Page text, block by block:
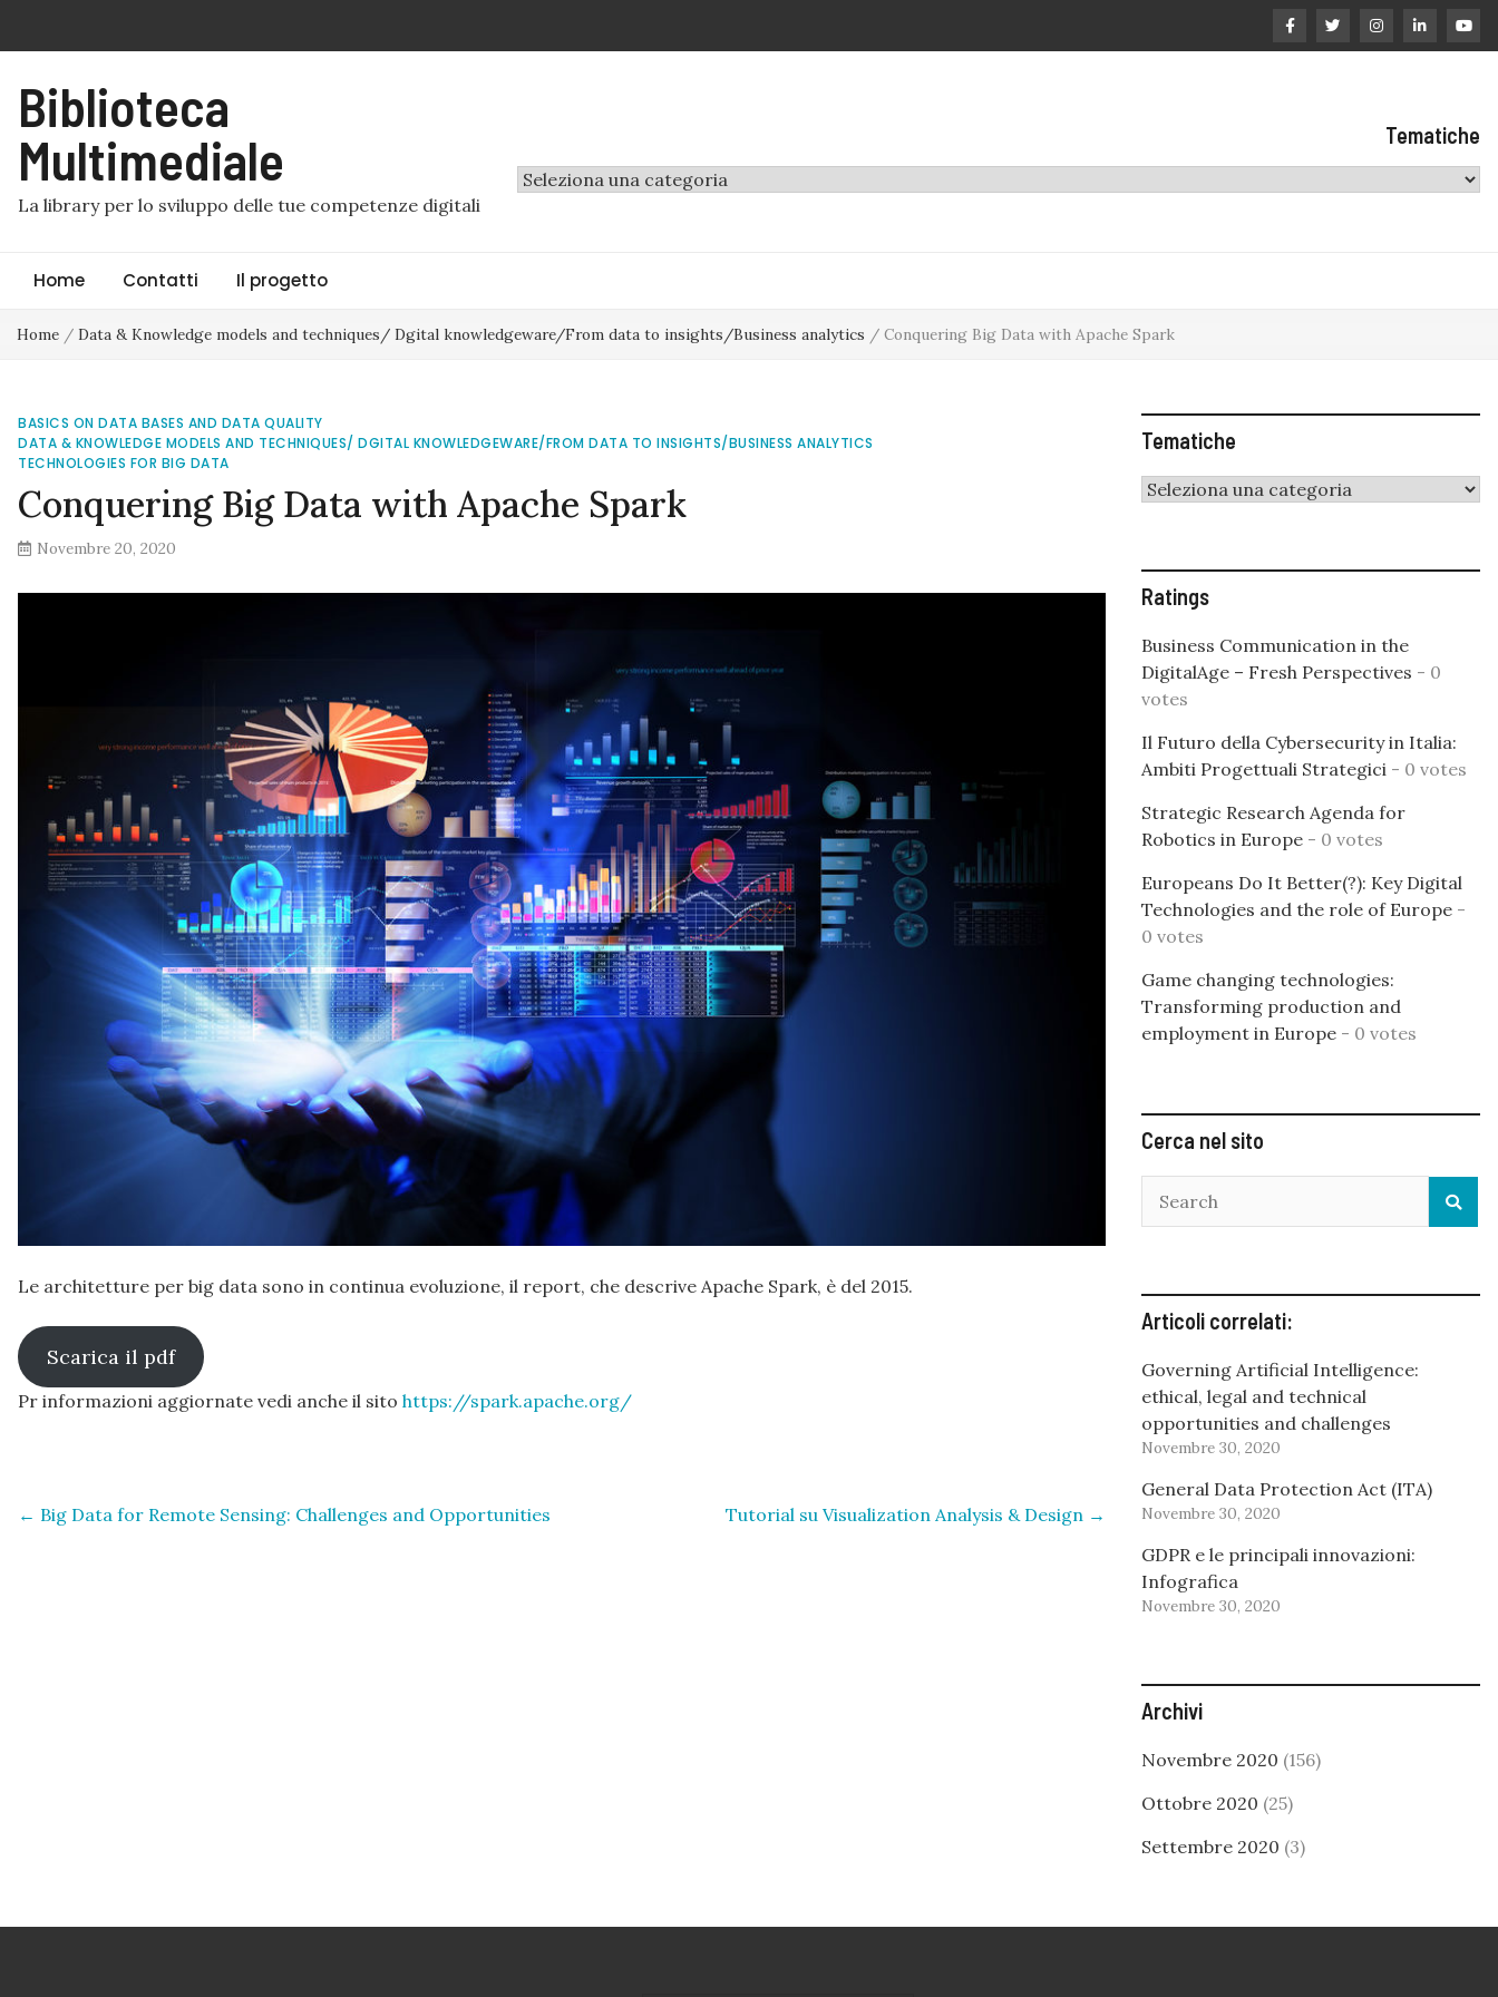
Biblioteca
Multimediale
La library per lo sviluppo delle tue competenze digitali
Tematiche
Tematiche
Home Contatti Il progetto
Home / Data & Knowledge models and techniques/ Dgital knowledgeware/From data to insights/Business analytics / Conquering Big Data with Apache Spark
BASICS ON DATA BASES AND DATA QUALITY
DATA & KNOWLEDGE MODELS AND TECHNIQUES/ DGITAL KNOWLEDGEWARE/FROM DATA TO INSIGHTS/BUSINESS ANALYTICS
TECHNOLOGIES FOR BIG DATA
Conquering Big Data with Apache Spark
Novembre 20, 2020
Le architetture per big data sono in continua evoluzione, il report, che descrive Apache Spark, è del 2015.
Scarica il pdf
Pr informazioni aggiornate vedi anche il sito https://spark.apache.org/
← Big Data for Remote Sensing: Challenges and Opportunities Tutorial su Visualization Analysis & Design →
Tematiche
Tematiche
Ratings
Business Communication in the
DigitalAge – Fresh Perspectives - 0
votes
Il Futuro della Cybersecurity in Italia:
Ambiti Progettuali Strategici - 0 votes
Strategic Research Agenda for
Robotics in Europe - 0 votes
Europeans Do It Better(?): Key Digital
Technologies and the role of Europe -
0 votes
Game changing technologies:
Transforming production and
employment in Europe - 0 votes
Cerca nel sito
Articoli correlati:
Governing Artificial Intelligence:
ethical, legal and technical
opportunities and challenges
Novembre 30, 2020
General Data Protection Act (ITA)
Novembre 30, 2020
GDPR e le principali innovazioni:
Infografica
Novembre 30, 2020
Archivi
Novembre 2020 (156)
Ottobre 2020 (25)
Settembre 2020 (3)